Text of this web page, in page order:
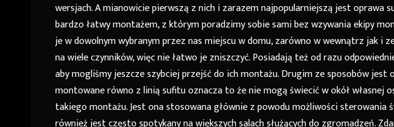
wersjach. A mianowicie pierwszą z nich i zarazem najpopularniejszą jest oprawa
bardzo łatwy montażem, z którym poradzimy sobie sami bez wzywania ekipy
je w dowolnym wybranym przez nas miejscu w domu, zarówno w wewnątrz jak i
na wiele czynników, więc nie łatwo je zniszczyć. Posiadają też od razu
aby mogliśmy jeszcze szybciej przejść do ich montażu. Drugim ze sposobów jest
montowane równo z linią sufitu oznacza to że nie mogą świecić w okół własnej
takiego montażu. Jest ona stosowana głównie z powodu możliwości sterowania